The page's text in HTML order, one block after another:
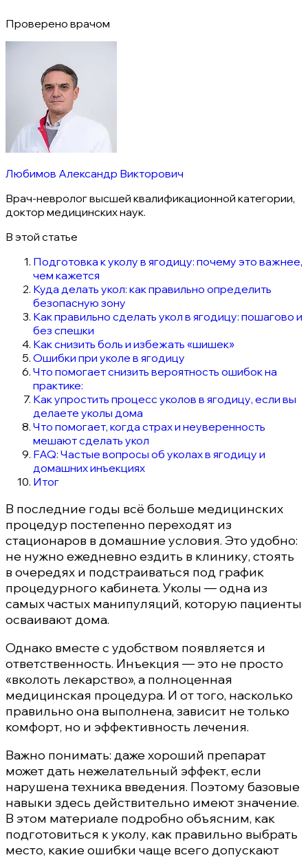
Проверено врачом
Любимов Александр Викторович
Врач-невролог высшей квалификационной категории,
доктор медицинских наук.
В этой статье
Подготовка к уколу в ягодицу: почему это важнее,
чем кажется
Куда делать укол: как правильно определить
безопасную зону
Как правильно сделать укол в ягодицу: пошагово и
без спешки
Как снизить боль и избежать «шишек»
Ошибки при уколе в ягодицу
Что помогает снизить вероятность ошибок на
практике:
Как упростить процесс уколов в ягодицу, если вы
делаете уколы дома
Что помогает, когда страх и неуверенность
мешают сделать укол
FAQ: Частые вопросы об уколах в ягодицу и
домашних инъекциях
Итог
В последние годы всё больше медицинских
процедур постепенно переходят из
стационаров в домашние условия. Это удобно:
не нужно ежедневно ездить в клинику, стоять
в очередях и подстраиваться под график
процедурного кабинета. Уколы — одна из
самых частых манипуляций, которую пациенты
осваивают дома.
Однако вместе с удобством появляется и
ответственность. Инъекция — это не просто
«вколоть лекарство», а полноценная
медицинская процедура. И от того, насколько
правильно она выполнена, зависит не только
комфорт, но и эффективность лечения.
Важно понимать: даже хороший препарат
может дать нежелательный эффект, если
нарушена техника введения. Поэтому базовые
навыки здесь действительно имеют значение.
В этом материале подробно объясним, как
подготовиться к уколу, как правильно выбрать
место, какие ошибки чаще всего допускают